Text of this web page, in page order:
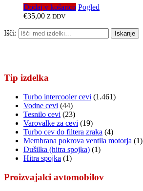
Dodaj v košarico Pogled
€35,00 Z DDV
Išči: Iskanje
Tip izdelka
Turbo intercooler cevi (1.461)
Vodne cevi (44)
Tesnilo cevi (23)
Varovalke za cevi (19)
Turbo cev do filtera zraka (4)
Membrana pokrova ventila motorja (1)
Dušilka (hitra spojka) (1)
Hitra spojka (1)
Proizvajalci avtomobilov